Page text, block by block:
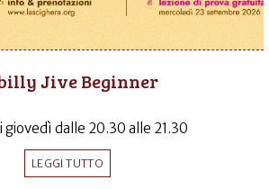
Jive Beginner
giovedì dalle 20.30 alle 21.30
LEGGI TUTTO